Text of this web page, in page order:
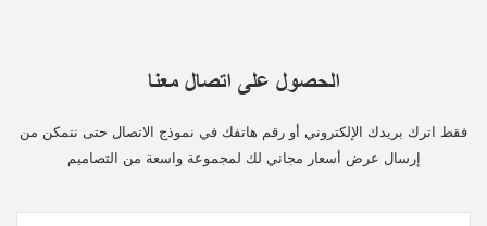
الحصول على اتصال معنا
فقط اترك بريدك الإلكتروني أو رقم هاتفك في نموذج الاتصال حتى نتمكن من
إرسال عرض أسعار مجاني لك لمجموعة واسعة من التصاميم